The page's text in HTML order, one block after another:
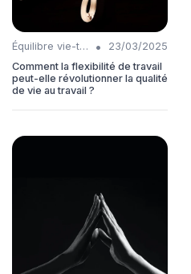
Équilibre vie-travail •
23/03/2025
Comment la flexibilité de travail
peut-elle révolutionner la qualité
de vie au travail ?